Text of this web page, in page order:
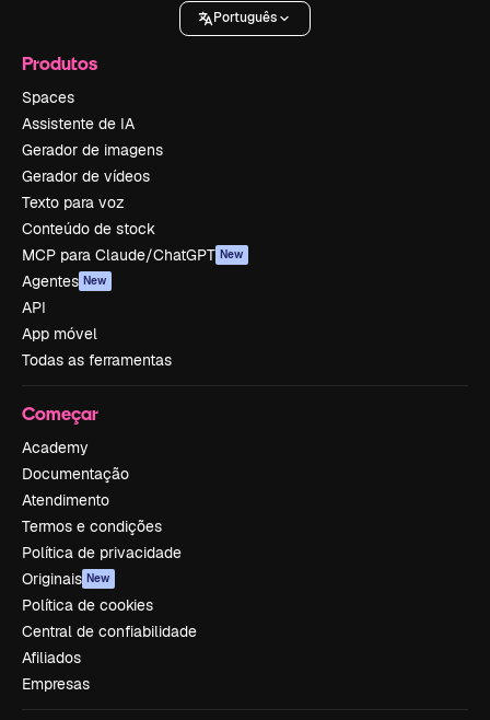
Português
Produtos
Spaces
Assistente de IA
Gerador de imagens
Gerador de vídeos
Texto para voz
Conteúdo de stock
MCP para Claude/ChatGPT New
Agentes New
API
App móvel
Todas as ferramentas
Começar
Academy
Documentação
Atendimento
Termos e condições
Política de privacidade
Originais New
Política de cookies
Central de confiabilidade
Afiliados
Empresas